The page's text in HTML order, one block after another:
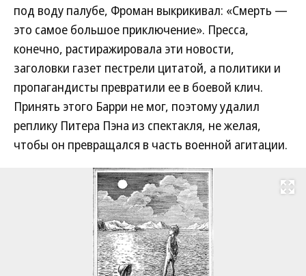
под воду палубе, Фроман выкрикивал: «Смерть —
это самое большое приключение». Пресса,
конечно, растиражировала эти новости,
заголовки газет пестрели цитатой, а политики и
пропагандисты превратили ее в боевой клич.
Принять этого Барри не мог, поэтому удалил
реплику Питера Пэна из спектакля, не желая,
чтобы он превращался в часть военной агитации.
Развернуть